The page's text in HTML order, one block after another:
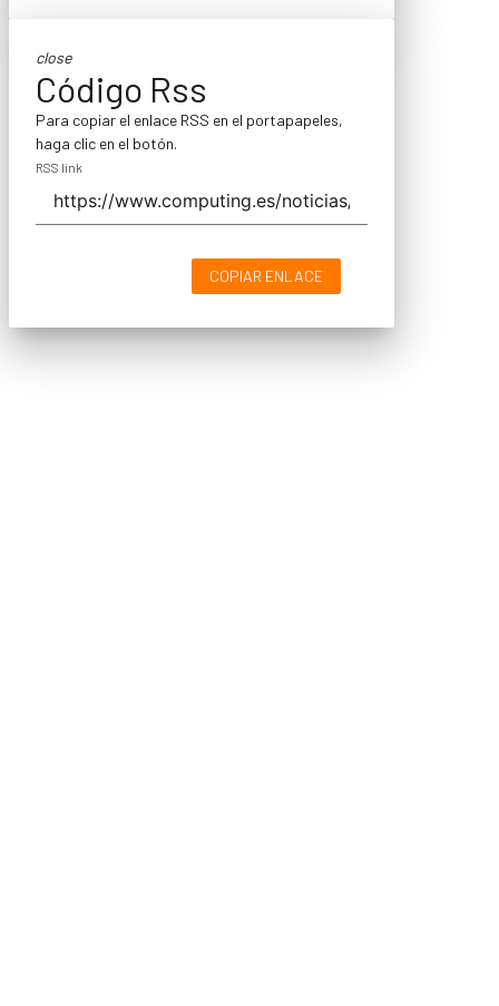
close
Código Rss
Para copiar el enlace RSS en el portapapeles,
haga clic en el botón.
RSS link
COPIAR ENLACE